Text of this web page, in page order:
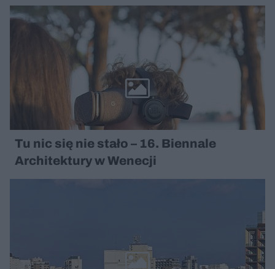
Tu nic się nie stało – 16. Biennale
Architektury w Wenecji